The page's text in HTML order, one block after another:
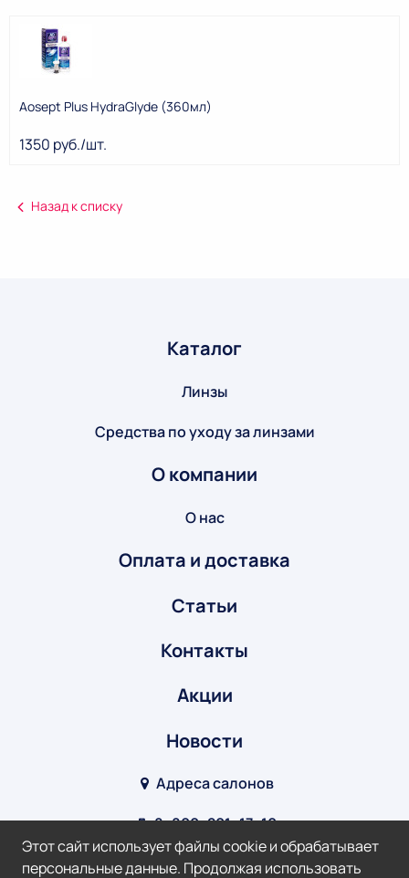
Aosept Plus HydraGlyde (360мл)
1350 руб./шт.
Назад к списку
Каталог
Линзы
Средства по уходу за линзами
О компании
О нас
Оплата и доставка
Статьи
Контакты
Акции
Новости
Адреса салонов
8‒800‒201‒17‒10
info@optik-v.ru
Этот сайт использует файлы cookie и обрабатывает
персональные данные. Продолжая использовать